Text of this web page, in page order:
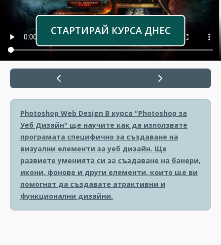
СТАРТИРАЙ КУРСА ДНЕС
Photoshop Web Design В курса "Photoshop за
Уеб Дизайн" ще научите как да използвате
програмата специфично за създаване на
визуални елементи за уеб дизайн. Ще
развиете уменията си за създаване на банери,
икони, фонове и други елементи, които ще ви
помогнат да създавате атрактивни и
функционални дизайни.